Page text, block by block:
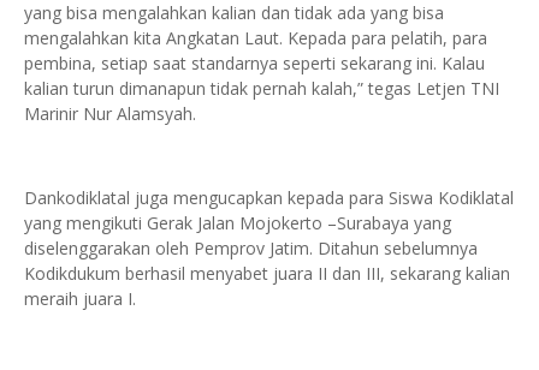
yang bisa mengalahkan kalian dan tidak ada yang bisa
mengalahkan kita Angkatan Laut. Kepada para pelatih, para
pembina, setiap saat standarnya seperti sekarang ini. Kalau
kalian turun dimanapun tidak pernah kalah,” tegas Letjen TNI
Marinir Nur Alamsyah.
Dankodiklatal juga mengucapkan kepada para Siswa Kodiklatal
yang mengikuti Gerak Jalan Mojokerto –Surabaya yang
diselenggarakan oleh Pemprov Jatim. Ditahun sebelumnya
Kodikdukum berhasil menyabet juara II dan III, sekarang kalian
meraih juara I.